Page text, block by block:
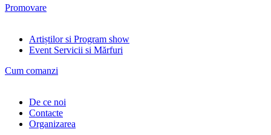
Promovare
Artiștilor si Program show
Event Servicii si Mărfuri
Cum comanzi
De ce noi
Contacte
Organizarea